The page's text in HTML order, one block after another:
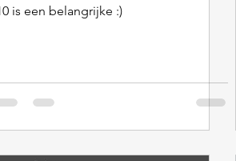
is een belangrijke :)